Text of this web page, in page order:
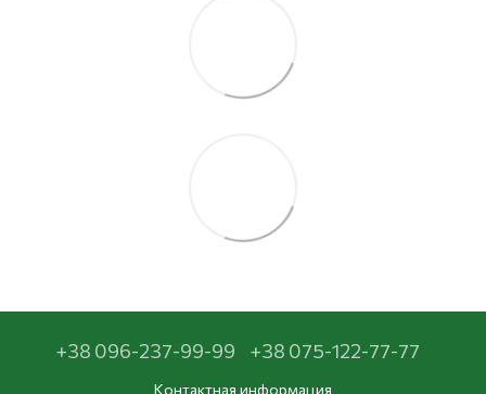
+38 096-237-99-99 +38 075-122-77-77
Контактная информация